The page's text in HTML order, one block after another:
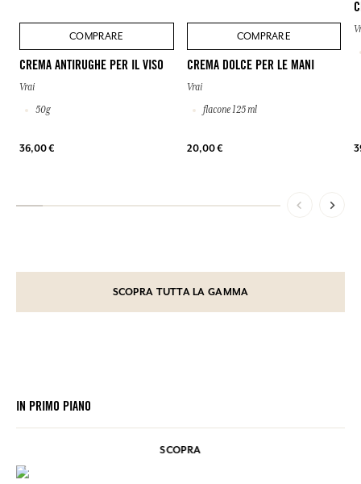
COMPRARE
CREMA ANTIRUGHE PER IL VISO
Vrai
50g
36,00 €
COMPRARE
CREMA DOLCE PER LE MANI
Vrai
flacone 125 ml
20,00 €
SCOPRA TUTTA LA GAMMA
IN PRIMO PIANO
SCOPRA